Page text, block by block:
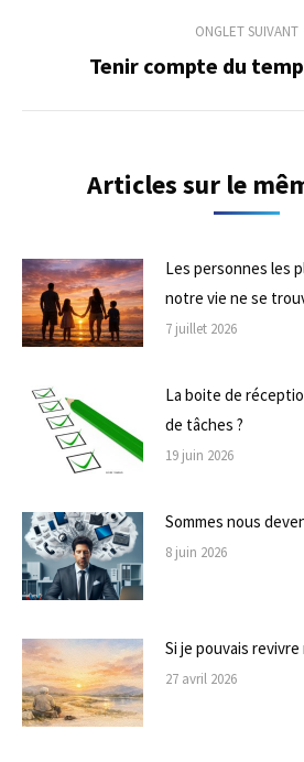
commentaireONGLET SUIVANT
Onglet
Tenir compte du
Articles sur le
Les personnes les
notre vie ne se
7 juillet 2026
La boite de
de tâches ?
19 juin 2026
Sommes nous
8 juin 2026
Si je pouvais
27 avril 2026